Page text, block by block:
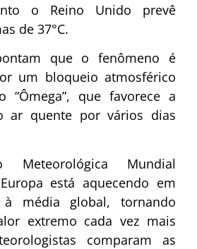
o Reino Unido prevê
de 37°C.
que o fenômeno é
um bloqueio atmosférico
“Ômega”, que favorece a
ar quente por vários dias
Meteorológica Mundial
está aquecendo em
média global, tornando
extremo cada vez mais
comparam as